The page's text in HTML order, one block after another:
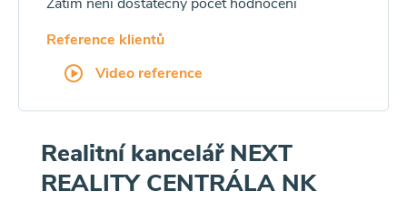
Reference klientů
Video reference
Realitní kancelář NEXT
REALITY CENTRÁLA NK